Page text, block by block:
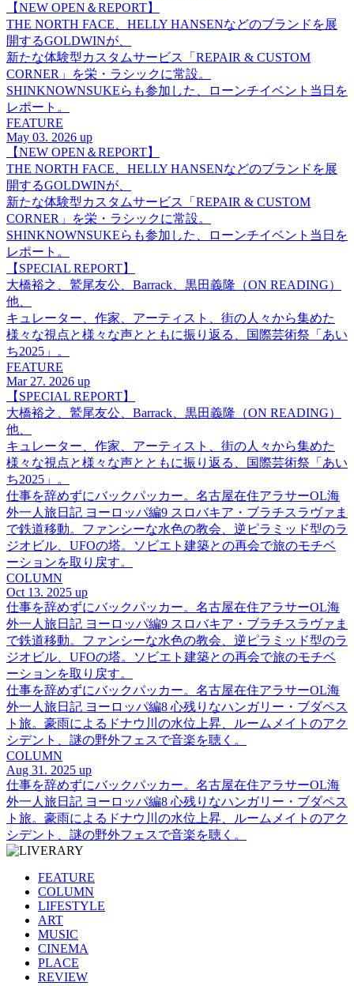
【NEW OPEN＆REPORT】
THE NORTH FACE、HELLY HANSENなどのブランドを展
開するGOLDWINが、
新たな体験型カスタムサービス「REPAIR & CUSTOM
CORNER」を栄・ラシックに常設。
SHINKNOWNSUKEらも参加した、ローンチイベント当日を
レポート。
FEATURE
May 03. 2026 up
【NEW OPEN＆REPORT】
THE NORTH FACE、HELLY HANSENなどのブランドを展
開するGOLDWINが、
新たな体験型カスタムサービス「REPAIR & CUSTOM
CORNER」を栄・ラシックに常設。
SHINKNOWNSUKEらも参加した、ローンチイベント当日を
レポート。
【SPECIAL REPORT】
大橋裕之、鷲尾友公、Barrack、黒田義隆（ON READING）
他、
キュレーター、作家、アーティスト、街の人々から集めた
様々な視点と様々な声とともに振り返る、国際芸術祭「あい
ち2025」。
FEATURE
Mar 27. 2026 up
【SPECIAL REPORT】
大橋裕之、鷲尾友公、Barrack、黒田義隆（ON READING）
他、
キュレーター、作家、アーティスト、街の人々から集めた
様々な視点と様々な声とともに振り返る、国際芸術祭「あい
ち2025」。
仕事を辞めずにバックパッカー。名古屋在住アラサーOL海
外一人旅日記 ヨーロッパ編9 スロバキア・ブラチスラヴァま
で鉄道移動。ファンシーな水色の教会、逆ピラミッド型のラ
ジオビル、UFOの塔。ソビエト建築との再会で旅のモチベ
ーションを取り戻す。
COLUMN
Oct 13. 2025 up
仕事を辞めずにバックパッカー。名古屋在住アラサーOL海
外一人旅日記 ヨーロッパ編9 スロバキア・ブラチスラヴァま
で鉄道移動。ファンシーな水色の教会、逆ピラミッド型のラ
ジオビル、UFOの塔。ソビエト建築との再会で旅のモチベ
ーションを取り戻す。
仕事を辞めずにバックパッカー。名古屋在住アラサーOL海
外一人旅日記 ヨーロッパ編8 心残りなハンガリー・ブダペス
ト旅。豪雨によるドナウ川の水位上昇、ルームメイトのアク
シデント、謎の野外フェスで音楽を聴く。
COLUMN
Aug 31. 2025 up
仕事を辞めずにバックパッカー。名古屋在住アラサーOL海
外一人旅日記 ヨーロッパ編8 心残りなハンガリー・ブダペス
ト旅。豪雨によるドナウ川の水位上昇、ルームメイトのアク
シデント、謎の野外フェスで音楽を聴く。
FEATURE
COLUMN
LIFESTYLE
ART
MUSIC
CINEMA
PLACE
REVIEW